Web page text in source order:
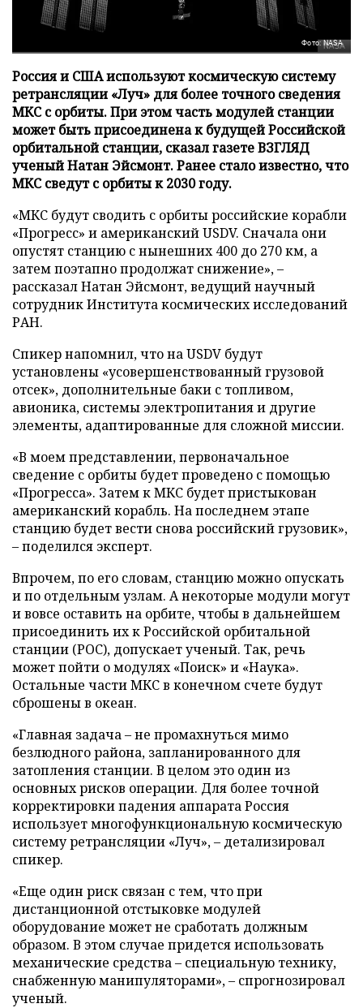
Фото: NASA
Россия и США используют космическую систему
ретрансляции «Луч» для более точного сведения
МКС с орбиты. При этом часть модулей станции
может быть присоединена к будущей Российской
орбитальной станции, сказал газете ВЗГЛЯД
ученый Натан Эйсмонт. Ранее стало известно, что
МКС сведут с орбиты к 2030 году.
«МКС будут сводить с орбиты российские корабли
«Прогресс» и американский USDV. Сначала они
опустят станцию с нынешних 400 до 270 км, а
затем поэтапно продолжат снижение», –
рассказал Натан Эйсмонт, ведущий научный
сотрудник Института космических исследований
РАН.
Спикер напомнил, что на USDV будут
установлены «усовершенствованный грузовой
отсек», дополнительные баки с топливом,
авионика, системы электропитания и другие
элементы, адаптированные для сложной миссии.
«В моем представлении, первоначальное
сведение с орбиты будет проведено с помощью
«Прогресса». Затем к МКС будет пристыкован
американский корабль. На последнем этапе
станцию будет вести снова российский грузовик»,
– поделился эксперт.
Впрочем, по его словам, станцию можно опускать
и по отдельным узлам. А некоторые модули могут
и вовсе оставить на орбите, чтобы в дальнейшем
присоединить их к Российской орбитальной
станции (РОС), допускает ученый. Так, речь
может пойти о модулях «Поиск» и «Наука».
Остальные части МКС в конечном счете будут
сброшены в океан.
«Главная задача – не промахнуться мимо
безлюдного района, запланированного для
затопления станции. В целом это один из
основных рисков операции. Для более точной
корректировки падения аппарата Россия
использует многофункциональную космическую
систему ретрансляции «Луч», – детализировал
спикер.
«Еще один риск связан с тем, что при
дистанционной отстыковке модулей
оборудование может не сработать должным
образом. В этом случае придется использовать
механические средства – специальную технику,
снабженную манипуляторами», – спрогнозировал
ученый.